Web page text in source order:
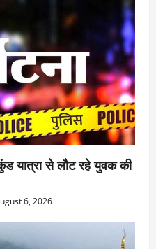
यात्रा से लौट रहे युवक की
6, 2026